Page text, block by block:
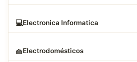
💻Electronica Informatica
🧺Electrodomésticos